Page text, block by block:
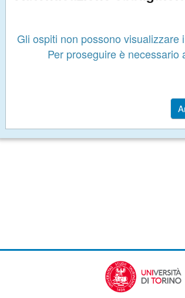
Gli ospiti non possono visualizzare
Per proseguire è necessario